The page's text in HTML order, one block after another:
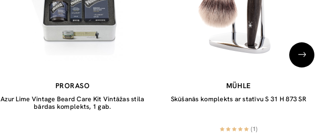
PRORASO
Azur Lime Vintage Beard Care Kit Vintāžas stila
bārdas komplekts, 1 gab.
MÜHLE
Skūšanās komplekts ar statīvu S 31 H 873 SR
(1)